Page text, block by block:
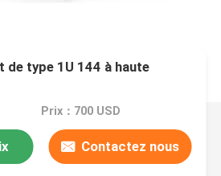
de type 1U 144 à haute
Prix：700 USD
Contactez nous